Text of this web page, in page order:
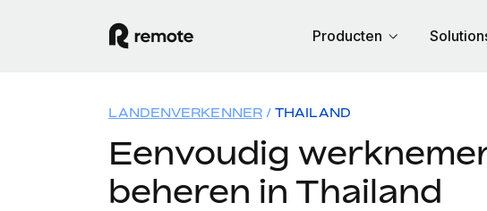
Producten
LANDENVERKENNER THAILAND
Eenvoudig
beheren in Thailand